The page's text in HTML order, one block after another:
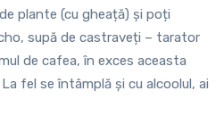
plante (cu gheață) și poți
supă de castraveți – tarator
de cafea, în exces aceasta
fel se întâmplă și cu alcoolul, ai